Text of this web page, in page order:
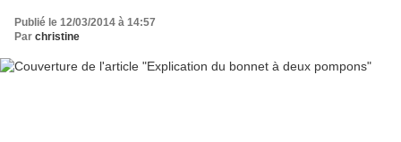
Publié le 12/03/2014 à 14:57
Par christine